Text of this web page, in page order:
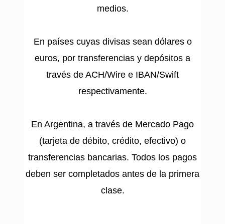
medios.
En países cuyas divisas sean dólares o
euros, por transferencias y depósitos a
través de ACH/Wire e IBAN/Swift
respectivamente.
En Argentina, a través de Mercado Pago
(tarjeta de débito, crédito, efectivo) o
transferencias bancarias. Todos los pagos
deben ser completados antes de la primera
clase.